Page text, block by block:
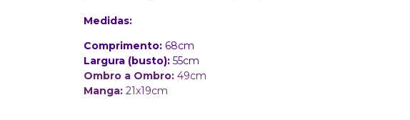
Medidas:
Comprimento: 68cm
Largura (busto): 55cm
Ombro a Ombro: 49cm
Manga: 21x19cm